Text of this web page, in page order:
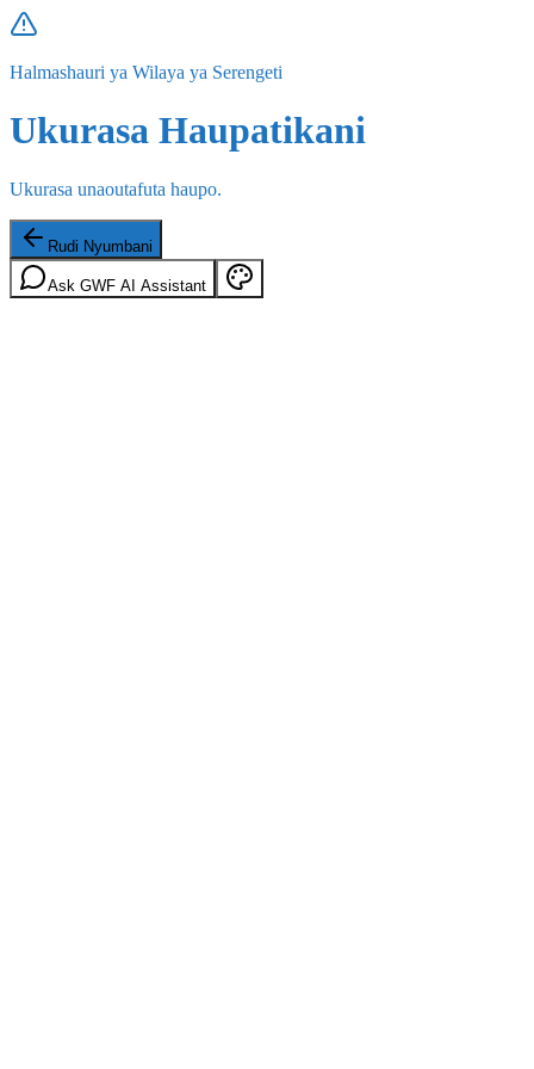
Halmashauri ya Wilaya ya Serengeti
Ukurasa Haupatikani
Ukurasa unaoutafuta haupo.
Rudi Nyumbani
Ask GWF AI Assistant